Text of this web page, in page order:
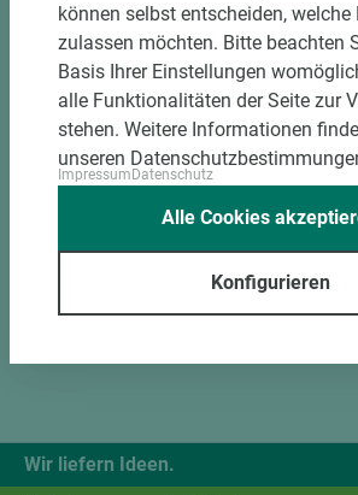
Wir liefern Ideen.
können selbst entscheiden, welche
zulassen möchten. Bitte beachten
Basis Ihrer Einstellungen
alle Funktionalitäten der Seite zur
stehen. Weitere Informationen
unseren
ImpressumDatenschutz
Konfigurieren
Alle Cookies